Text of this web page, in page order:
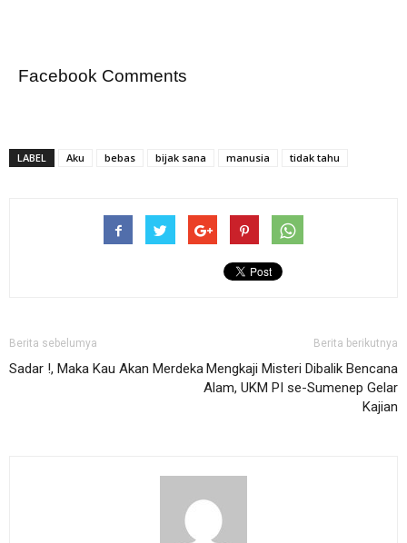
Facebook Comments
LABEL Aku bebas bijak sana manusia tidak tahu
Berita sebelumya
Sadar !, Maka Kau Akan Merdeka
Berita berikutnya
Mengkaji Misteri Dibalik Bencana
Alam, UKM PI se-Sumenep Gelar
Kajian